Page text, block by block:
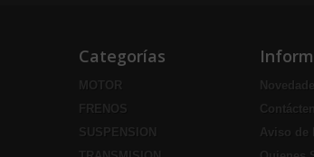
Categorías
MOTOR
FRENOS
SUSPENSION
Novedades
Aviso de